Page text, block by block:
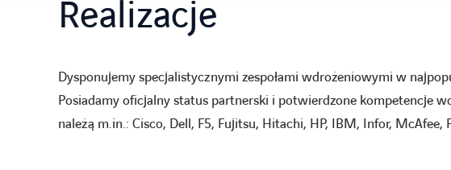
Search
keywords
Realizacje
Dysponujemy specjalistycznymi zespołami wdrożeniowymi w
Posiadamy oficjalny status partnerski i potwierdzone kompetencje
należą m.in.: Cisco, Dell, F5, Fujitsu, Hitachi, HP, IBM, Infor, McAfee,